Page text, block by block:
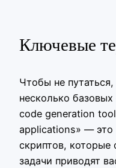
Ключевые
Чтобы не
несколько
code generation
applications» — это
скриптов, которые
задачи приводят